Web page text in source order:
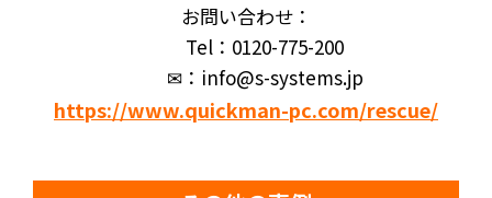
お問い合わせ：
Tel：0120-775-200
✉：info@s-systems.jp
https://www.quickman-pc.com/rescue/